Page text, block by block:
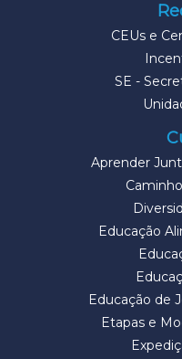
CEUs e
SE -
Aprender
Educação
Educação de
Etapas e